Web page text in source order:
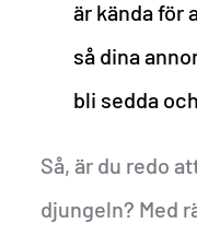
är kända för
så dina
bli sedda
Så, är du redo
djungeln? Med